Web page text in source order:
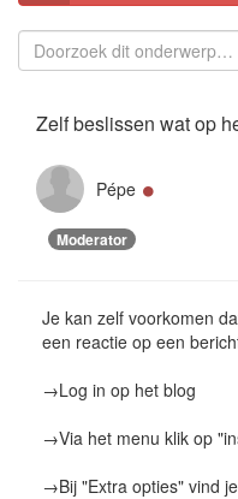
Zelf beslissen wat op
Pépe
Moderator
Je kan zelf voorkomen
een reactie op een
→Log in op het blog
→Via het menu klik op
→Bij "Extra opties" vind